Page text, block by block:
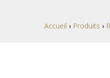
Accueil › Produits ›